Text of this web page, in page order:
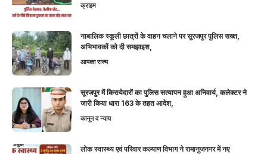
क्राइम
नाबालिक स्कूली छात्रों के वाहन चलाने पर सूरजपुर पुलिस सख्त,
अभिभावकों को दी समझाइश,
आपका राज्य
सूरजपुर में किरायेदारों का पुलिस सत्यापन हुआ अनिवार्य, कलेक्टर ने
जारी किया धारा 163 के तहत आदेश,
कानून व न्याय
लोक स्वास्थ्य एवं परिवार कल्याण विभाग ने रामानुजनगर में नए